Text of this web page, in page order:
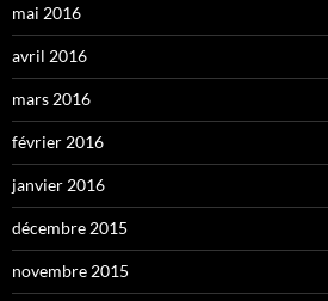
mai 2016
avril 2016
mars 2016
février 2016
janvier 2016
décembre 2015
novembre 2015